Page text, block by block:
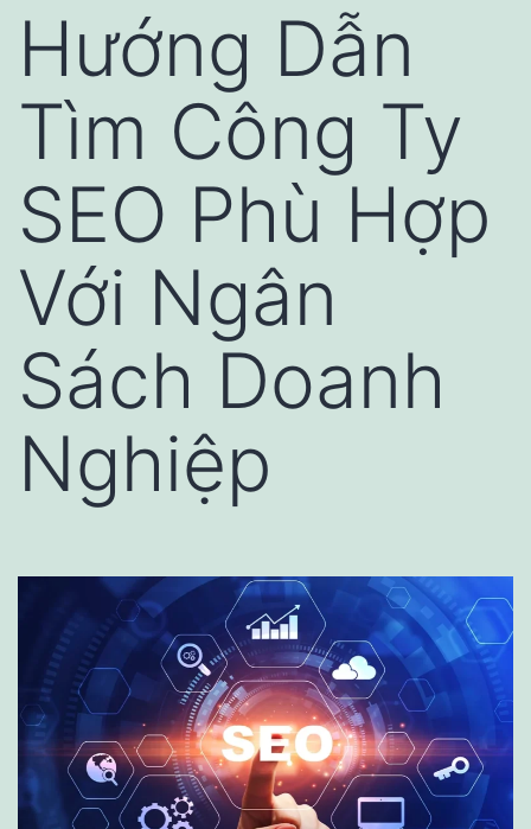
Hướng Dẫn
Tìm Công Ty
SEO Phù Hợp
Với Ngân
Sách Doanh
Nghiệp